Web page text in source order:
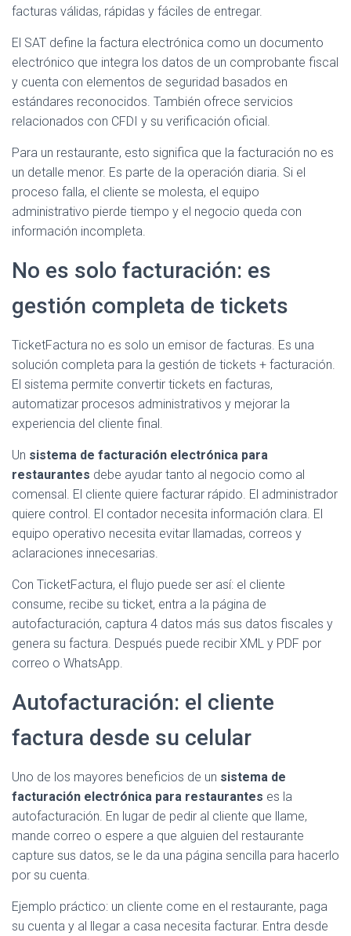
facturas válidas, rápidas y fáciles de entregar.
El SAT define la factura electrónica como un documento
electrónico que integra los datos de un comprobante fiscal
y cuenta con elementos de seguridad basados en
estándares reconocidos. También ofrece servicios
relacionados con CFDI y su verificación oficial.
Para un restaurante, esto significa que la facturación no es
un detalle menor. Es parte de la operación diaria. Si el
proceso falla, el cliente se molesta, el equipo
administrativo pierde tiempo y el negocio queda con
información incompleta.
No es solo facturación: es
gestión completa de tickets
TicketFactura no es solo un emisor de facturas. Es una
solución completa para la gestión de tickets + facturación.
El sistema permite convertir tickets en facturas,
automatizar procesos administrativos y mejorar la
experiencia del cliente final.
Un sistema de facturación electrónica para
restaurantes debe ayudar tanto al negocio como al
comensal. El cliente quiere facturar rápido. El administrador
quiere control. El contador necesita información clara. El
equipo operativo necesita evitar llamadas, correos y
aclaraciones innecesarias.
Con TicketFactura, el flujo puede ser así: el cliente
consume, recibe su ticket, entra a la página de
autofacturación, captura 4 datos más sus datos fiscales y
genera su factura. Después puede recibir XML y PDF por
correo o WhatsApp.
Autofacturación: el cliente
factura desde su celular
Uno de los mayores beneficios de un sistema de
facturación electrónica para restaurantes es la
autofacturación. En lugar de pedir al cliente que llame,
mande correo o espere a que alguien del restaurante
capture sus datos, se le da una página sencilla para hacerlo
por su cuenta.
Ejemplo práctico: un cliente come en el restaurante, paga
su cuenta y al llegar a casa necesita facturar. Entra desde